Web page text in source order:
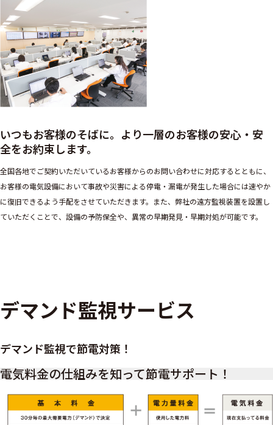
いつもお客様のそばに。より一層のお客様の安心・安
全をお約束します。
全国各地でご契約いただいているお客様からのお問い合わせに対応するとともに、
お客様の電気設備において事故や災害による停電・漏電が発生した場合には速やか
に復旧できるよう手配をさせていただきます。また、弊社の遠方監視装置を設置し
ていただくことで、設備の予防保全や、異常の早期発見・早期対処が可能です。
デマンド監視サービス
デマンド監視で節電対策！
電気料金の仕組みを知って節電サポート！